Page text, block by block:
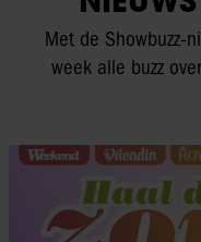
Met de Showbuzz-
week alle buzz